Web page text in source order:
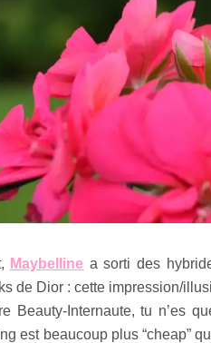
Maybelline a sorti des
de Dior : cette impression/
Beauty-Internaute, tu n’es
est beaucoup plus “cheap”